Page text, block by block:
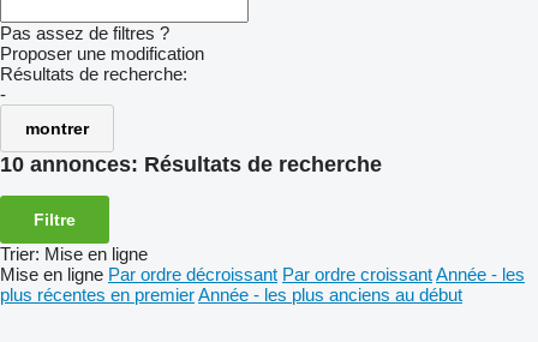
Pas assez de filtres ?
Proposer une modification
Résultats de recherche:
-
montrer
10 annonces: Résultats de recherche
Filtre
Trier: Mise en ligne
Mise en ligne Par ordre décroissant Par ordre croissantAnnée - les
plus récentes en premierAnnée - les plus anciens au début